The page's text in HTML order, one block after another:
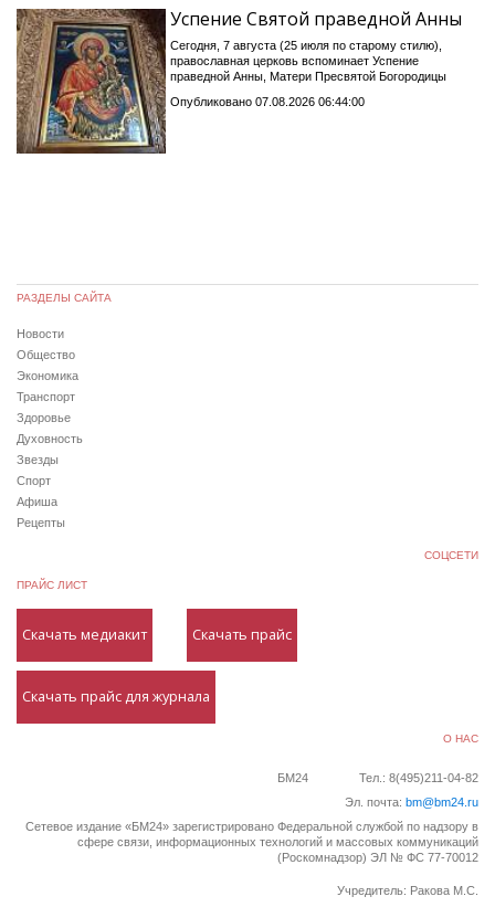
Успение Святой праведной Анны
Сегодня, 7 августа (25 июля по старому стилю),
православная церковь вспоминает Успение
праведной Анны, Матери Пресвятой Богородицы
Опубликовано 07.08.2026 06:44:00
РАЗДЕЛЫ САЙТА
Новости
Общество
Экономика
Транспорт
Здоровье
Духовность
Звезды
Спорт
Афиша
Рецепты
СОЦСЕТИ
ПРАЙС ЛИСТ
Скачать медиакит Скачать прайс
Скачать прайс для журнала
О НАС
БМ24
Тел.: 8(495)211-04-82
Эл. почта: bm@bm24.ru
Сетевое издание «БМ24» зарегистрировано Федеральной службой по надзору в
сфере связи, информационных технологий и массовых коммуникаций
(Роскомнадзор) ЭЛ № ФС 77-70012
Учредитель: Ракова М.С.